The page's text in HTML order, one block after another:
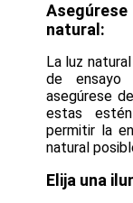
natural:
La luz
de ensayo
asegúrese
estas
permitir la
natural
Elija una